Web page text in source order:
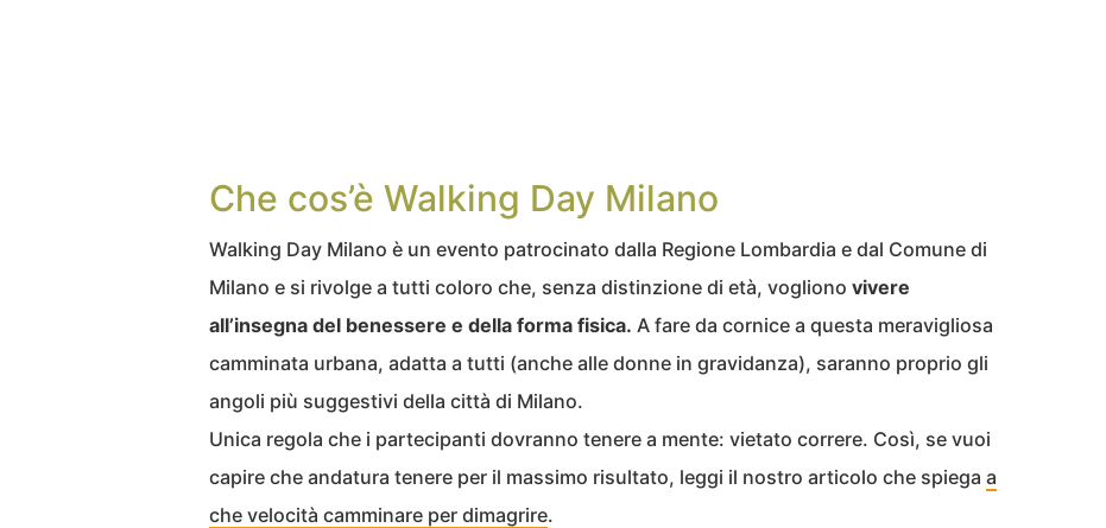
Che cos’è Walking Day Milano
Walking Day Milano è un evento patrocinato dalla Regione Lombardia e dal Comune di
Milano e si rivolge a tutti coloro che, senza distinzione di età, vogliono vivere
all’insegna del benessere e della forma fisica. A fare da cornice a questa meravigliosa
camminata urbana, adatta a tutti (anche alle donne in gravidanza), saranno proprio gli
angoli più suggestivi della città di Milano.
Unica regola che i partecipanti dovranno tenere a mente: vietato correre. Così, se vuoi
capire che andatura tenere per il massimo risultato, leggi il nostro articolo che spiega a
che velocità camminare per dimagrire.